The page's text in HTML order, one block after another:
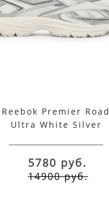
Reebok Premier Road
Ultra White Silver
5780 руб.
14900 руб.